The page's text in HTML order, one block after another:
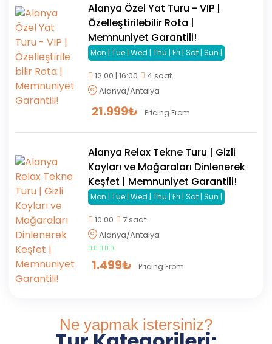
Alanya Özel Yat Turu - VIP |
Özelleştirilebilir Rota |
Memnuniyet Garantili!
Mon | Tue | Wed | Thu | Fri | Sat | Sun |
12.00 | 16:00
4 saat
Alanya/Antalya
21.999₺ Pricing From
Alanya Relax Tekne Turu | Gizli
Koyları ve Mağaraları Dinlenerek
Keşfet | Memnuniyet Garantili!
Mon | Tue | Wed | Thu | Fri | Sat | Sun |
10:00
7 saat
Alanya/Antalya
1.499₺ Pricing From
Ne yapmak istersiniz?